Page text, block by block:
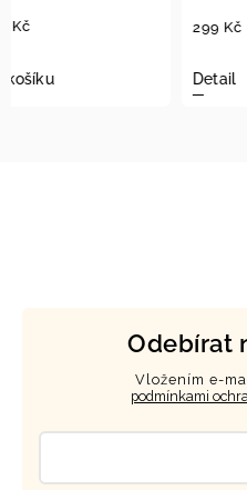
Detail
Odebírat
Vložením e-
podmínkami